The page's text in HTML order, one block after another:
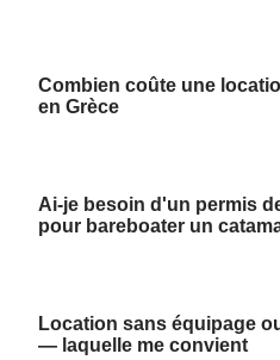
Combien coûte une
en Grèce
Ai-je besoin d'un permis
pour bareboater un
Location sans équipage
— laquelle me convient